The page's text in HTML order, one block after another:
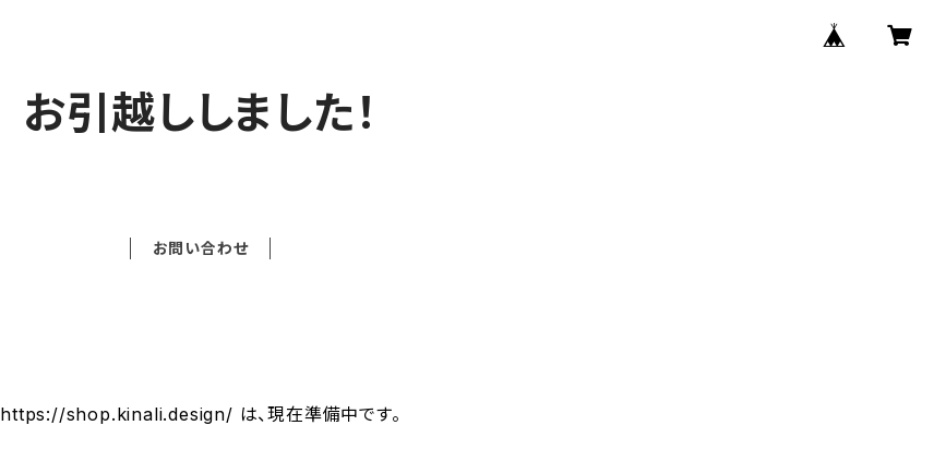
お引越ししました！
お問い合わせ
https://shop.kinali.design/ は、現在準備中です。